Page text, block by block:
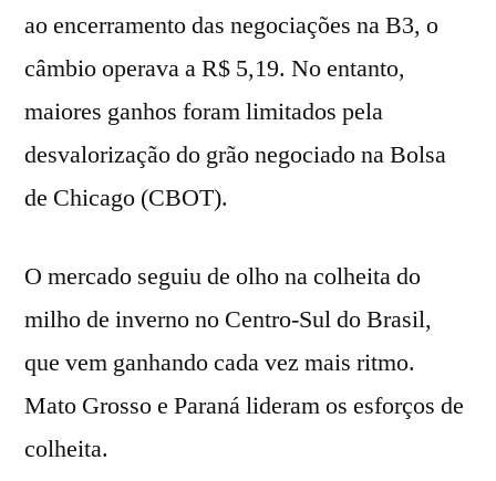
ao encerramento das negociações na B3, o
câmbio operava a R$ 5,19. No entanto,
maiores ganhos foram limitados pela
desvalorização do grão negociado na Bolsa
de Chicago (CBOT).
O mercado seguiu de olho na colheita do
milho de inverno no Centro-Sul do Brasil,
que vem ganhando cada vez mais ritmo.
Mato Grosso e Paraná lideram os esforços de
colheita.